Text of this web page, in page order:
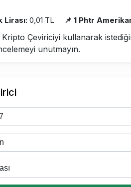
Lirası: 0,01 TL 📌 1 Phtr
Kripto Çeviriciyi kullanarak
unutmayın.